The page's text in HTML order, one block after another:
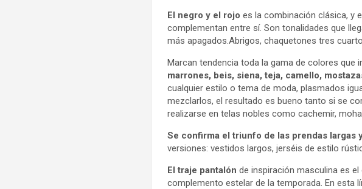
El negro y el rojo es la combinación clásica, y
complementan entre sí. Son tonalidades que
más apagados.Abrigos, chaquetones tres
Marcan tendencia toda la gama de colores que
marrones, beis, siena, teja, camello,
cualquier estilo o tema de moda, plasmados
mezclarlos, el resultado es bueno tanto si se
realizarse en telas nobles como cachemir,
Se confirma el triunfo de las prendas largas
versiones: vestidos largos, jerséis de estilo
El traje pantalón de inspiración masculina es
complemento estelar de la temporada. En